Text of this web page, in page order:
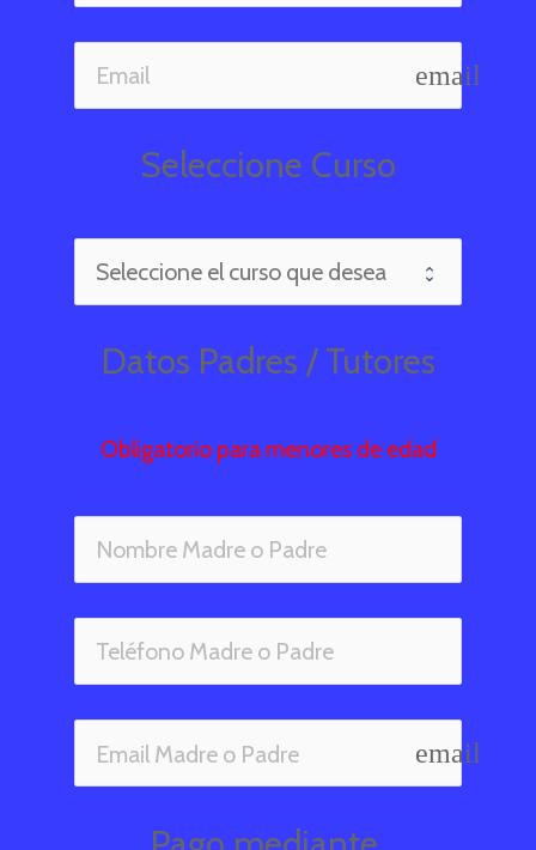
email
Seleccione Curso
Datos Padres / Tutores
Obligatorio para menores de edad
email